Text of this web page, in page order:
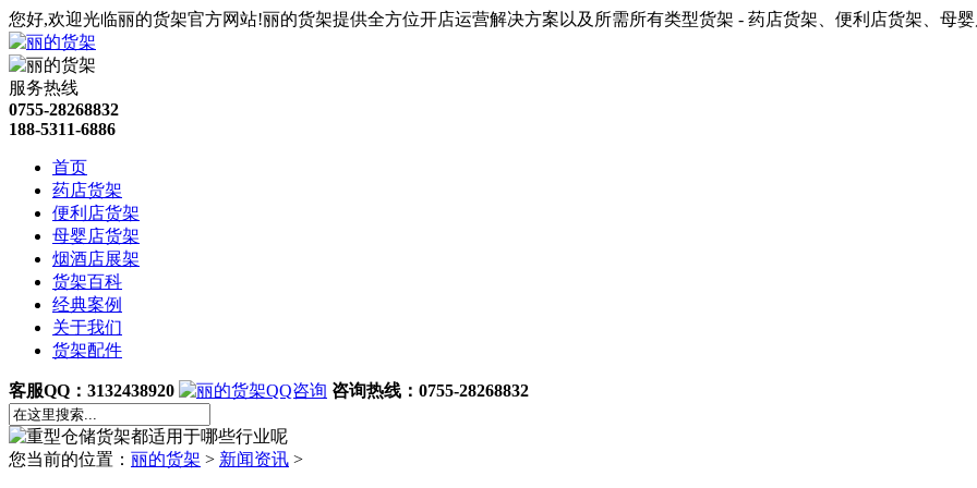
您好,欢迎光临丽的货架官方网站!丽的货架提供全方位开店运营解决方案以及所需所有类型货架 - 药店货架、便利店货架、母
服务热线
0755-28268832
188-5311-6886
首页
药店货架
便利店货架
母婴店货架
烟酒店展架
货架百科
经典案例
关于我们
货架配件
客服QQ：3132438920 咨询热线：0755-28268832
您当前的位置： 丽的货架 > 新闻资讯 >